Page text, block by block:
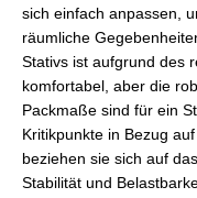
sich einfach anpassen,
räumliche
Stativs ist aufgrund des
komfortabel, aber die
Packmaße sind für ein
Kritikpunkte in Bezug
beziehen sie sich auf
Stabilität und